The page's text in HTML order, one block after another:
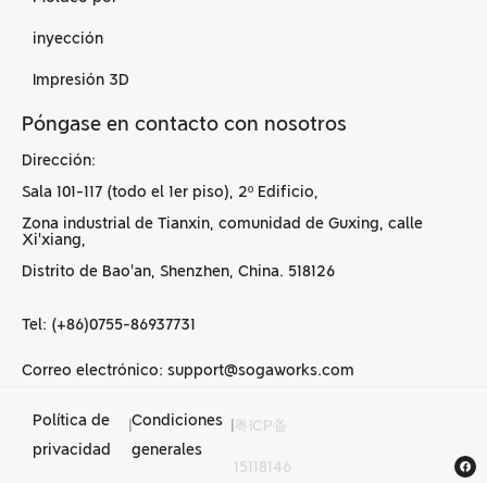
inyección
Impresión 3D
Póngase en contacto con nosotros
Dirección:
Sala 101-117 (todo el 1er piso), 2º Edificio,
Zona industrial de Tianxin, comunidad de Guxing, calle
Xi'xiang,
Distrito de Bao'an, Shenzhen, China. 518126
Tel: (+86)0755-86937731
Correo electrónico: support@sogaworks.com
Política de
privacidad
| |
Condiciones
generales
粤ICP备
15118146